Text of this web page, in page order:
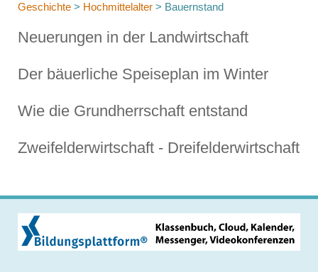
Geschichte > Hochmittelalter > Bauernstand
Neuerungen in der Landwirtschaft
Der bäuerliche Speiseplan im Winter
Wie die Grundherrschaft entstand
Zweifelderwirtschaft - Dreifelderwirtschaft